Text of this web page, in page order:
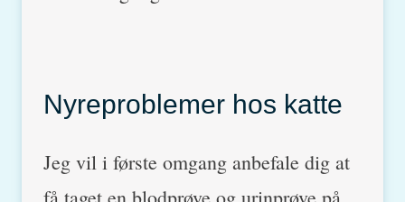
Nyreproblemer hos katte
Jeg vil i første omgang anbefale dig at